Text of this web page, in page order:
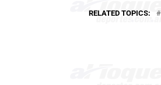
RELATED TOPICS: